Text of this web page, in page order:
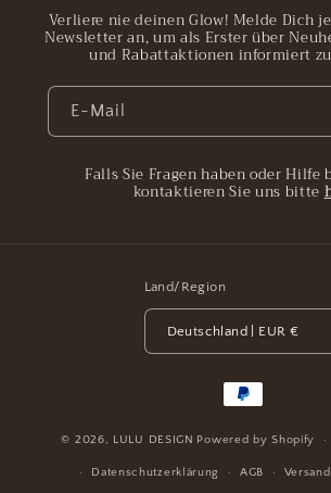
Verliere nie deinen Glow! Melde Dich
Newsletter an, um als Erster über
und Rabattaktionen informiert
E-Mail
Falls Sie Fragen haben oder Hilfe
kontaktieren Sie uns bitte
Land/Region
Deutschland | EUR €
© 2026, LULU DESIGN Powered by Shopify
Datenschutzerklärung AGB Versand